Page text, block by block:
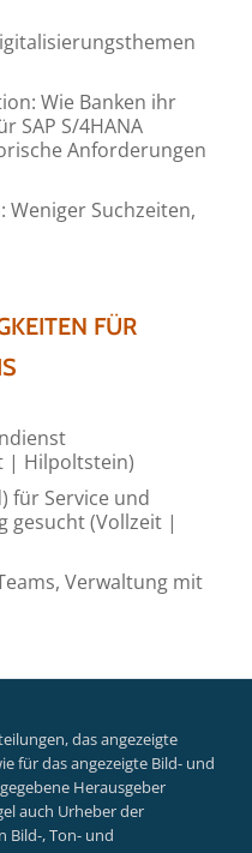
Wie Banken ihr
SAP S/4HANA
Anforderungen
Suchzeiten,
FÜR
| Hilpoltstein)
für Service und
gesucht (Vollzeit |
Verwaltung mit
das angezeigte
für das angezeigte Bild- und
Herausgeber
auch Urheber der
Bild-, Ton- und